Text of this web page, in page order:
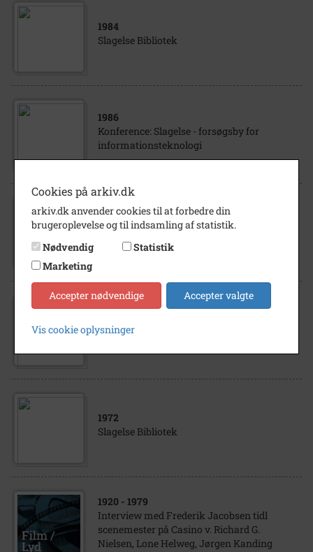
1984
Slagelse Bibliotek
1986
Konference: Slagelse - forsøgsby for
informationsteknologi
1969
Slagelse Bibliotek
1972
Slagelse Bibliotek
1920 - 1979
Interview med Frederik Jacobsen tidl
scenemester på Casino v. Richard G.
Nielsen, Lone Helweg, Jørgen Kanding
Cookies på arkiv.dk
arkiv.dk anvender cookies til at forbedre din
brugeroplevelse og til indsamling af statistik.
Nødvendig
Statistik
Marketing
Accepter nødvendige Accepter valgte
Vis cookie oplysninger